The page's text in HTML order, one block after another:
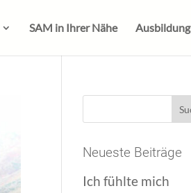
SAM in Ihrer Nähe Ausbildung
Neueste Beiträge
Ich fühlte mich